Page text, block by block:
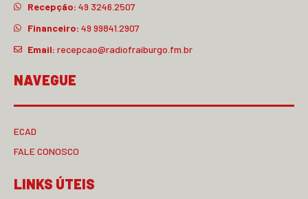
Recepção: 49 3246.2507
Financeiro: 49 99841.2907
Email: recepcao@radiofraiburgo.fm.br
NAVEGUE
ECAD
FALE CONOSCO
LINKS ÚTEIS